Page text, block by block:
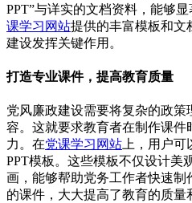
PPT”与详实的文档资料，能够
课学习网站提供的丰富模板和文
建设发挥关键作用。
打造专业课件，提高教育质量
党风廉政建设需要将复杂的政
容。这就要求教育者在制作课
力。在党课学习网站上，用户可
PPT模板。这些模板不仅设计美
画，能够帮助党务工作者快速
的课件，大大提高了教育的质量